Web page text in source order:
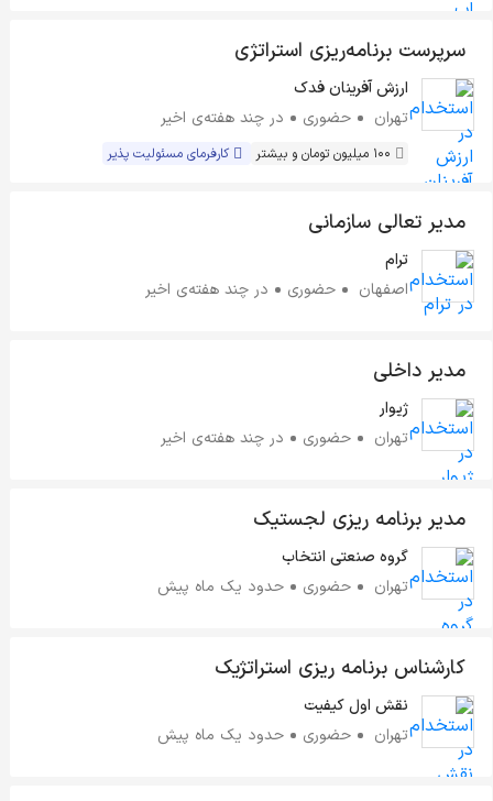
سرپرست برنامه‌ریزی استراتژی
ارزش آفرینان فدک
تهران
حضوری در چند هفته‌ی اخیر
100 میلیون تومان و بیشتر کارفرمای مسئولیت پذیر
مدیر تعالی سازمانی
ترام
اصفهان
حضوری در چند هفته‌ی اخیر
مدیر داخلی
ژیوار
تهران
حضوری در چند هفته‌ی اخیر
مدیر برنامه ریزی لجستیک
گروه صنعتی انتخاب
تهران
حضوری حدود یک ماه پیش
کارشناس برنامه ریزی استراتژیک
نقش اول کیفیت
تهران
حضوری حدود یک ماه پیش